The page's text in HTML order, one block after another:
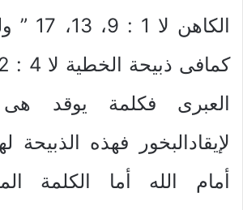
العبرى فكلمة يوقد هى
لإيقادالبخور فهذه الذبيحة
أمام الله أما الكلمة